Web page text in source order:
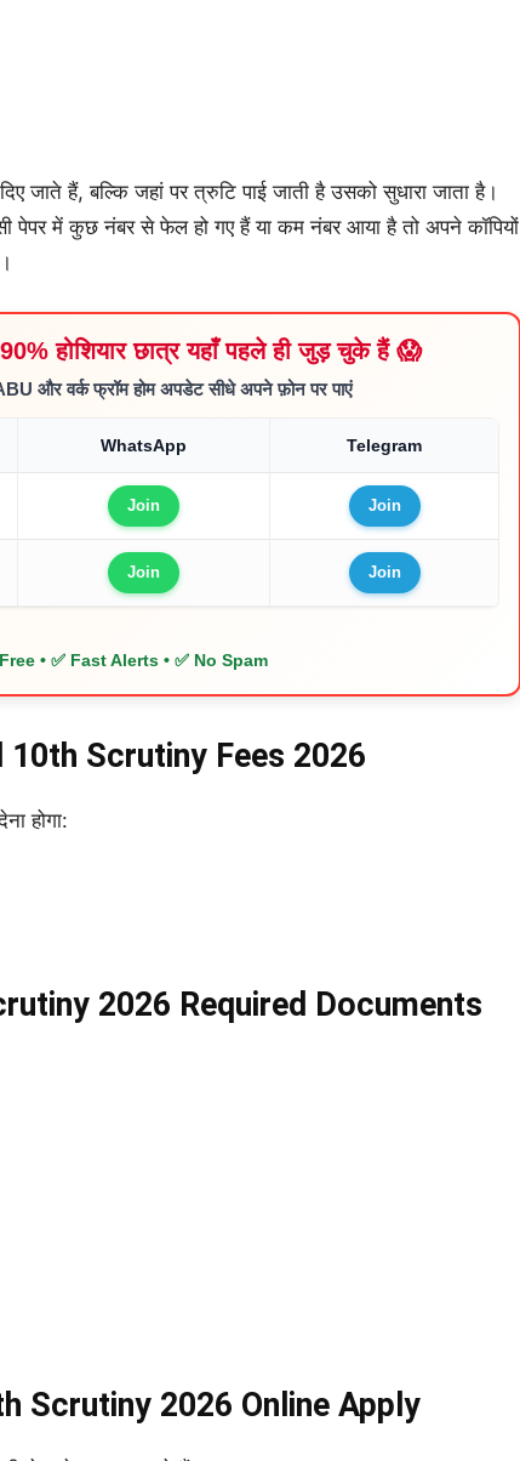
जाते हैं, बल्कि जहां पर त्रुटि पाई जाती है उसको सुधारा जाता है।
पेपर में कुछ नंबर से फेल हो गए हैं या कम नंबर आया है तो अपने कॉपियों
होशियार छात्र यहाँ पहले ही जुड़ चुके हैं 😱
और वर्क फ्रॉम होम अपडेट सीधे अपने फ़ोन पर पाएं
WhatsApp Telegram
Join Join
Join Join
• ✅ Fast Alerts • ✅ No Spam
10th Scrutiny Fees 2026
होगा:
2026 Required Documents
Scrutiny 2026 Online Apply